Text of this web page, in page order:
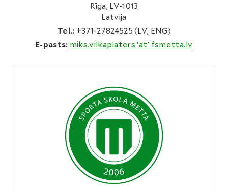
Rīga, LV-1013
Latvija
Tel.: +371-27824525 (LV, ENG)
E-pasts: miks.vilkaplaters ‘at’ fsmetta.lv